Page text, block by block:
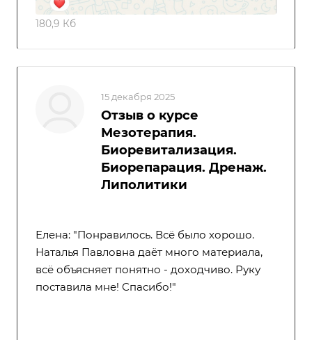
180,9 Кб
15 декабря 2025
Отзыв о курсе
Мезотерапия.
Биоревитализация.
Биорепарация. Дренаж.
Липолитики
Елена: "Понравилось. Всё было хорошо.
Наталья Павловна даёт много материала,
всё объясняет понятно - доходчиво. Руку
поставила мне! Спасибо!"